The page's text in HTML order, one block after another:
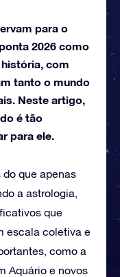
para o
2026 como
com
tanto o mundo
Neste artigo,
é tão
para ele.
que apenas
a astrologia,
que
escala coletiva e
como a
Aquário e novos